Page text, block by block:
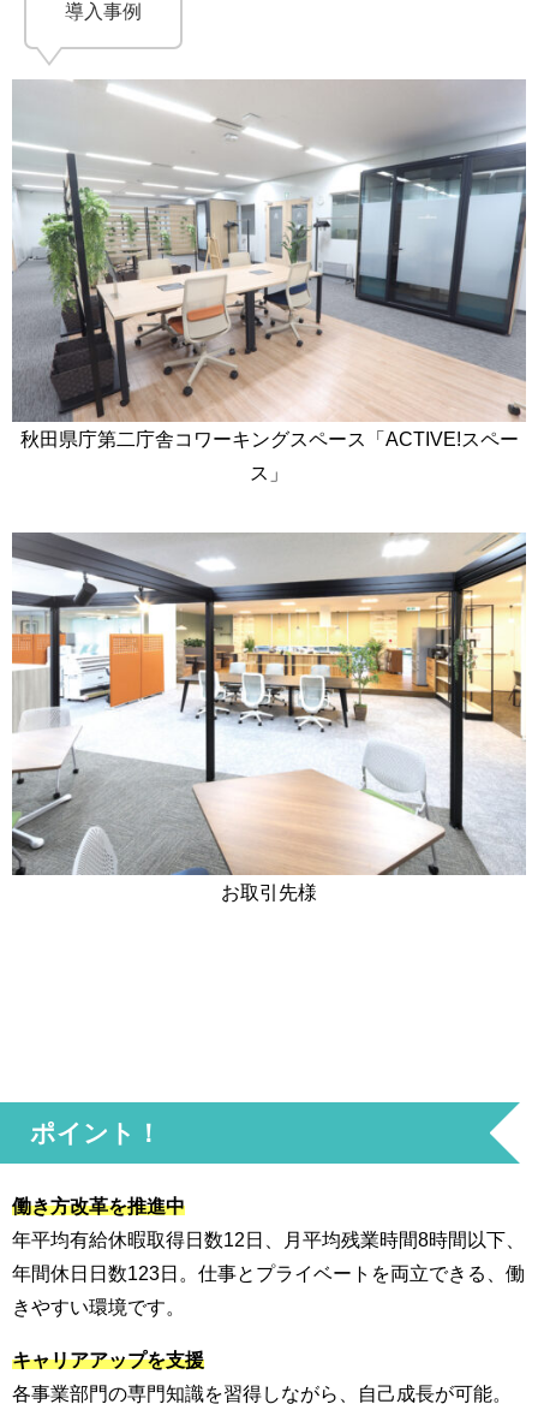
導入事例
秋田県庁第二庁舎コワーキングスペース「ACTIVE!スペー
ス」
お取引先様
ポイント！
働き方改革を推進中
年平均有給休暇取得日数12日、月平均残業時間8時間以下、
年間休日日数123日。仕事とプライベートを両立できる、働
きやすい環境です。
キャリアアップを支援
各事業部門の専門知識を習得しながら、自己成長が可能。